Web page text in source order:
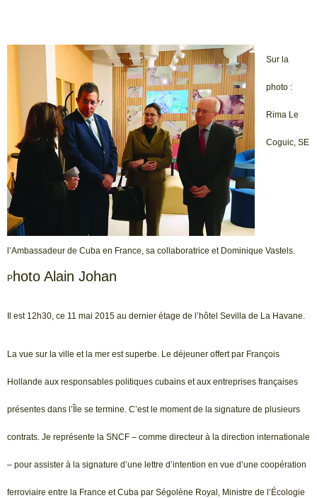
Sur la
photo :
Rima Le
Coguic, SE
l’Ambassadeur de Cuba en France, sa collaboratrice et Dominique Vastels.
P hoto Alain Johan
Il est 12h30, ce 11 mai 2015 au dernier étage de l’hôtel Sevilla de La Havane.
La vue sur la ville et la mer est superbe. Le déjeuner offert par François
Hollande aux responsables politiques cubains et aux entreprises françaises
présentes dans l’Île se termine. C’est le moment de la signature de plusieurs
contrats. Je représente la SNCF – comme directeur à la direction internationale
– pour assister à la signature d’une lettre d’intention en vue d’une coopération
ferroviaire entre la France et Cuba par Ségolène Royal, Ministre de l’Écologie